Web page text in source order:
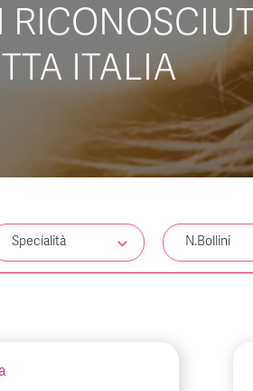
ITALIA
Specialità N.Bollini